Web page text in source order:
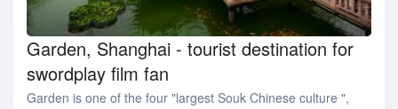
Garden, Shanghai - tourist destination for
swordplay film fan
Garden is one of the four "largest Souk Chinese culture ",